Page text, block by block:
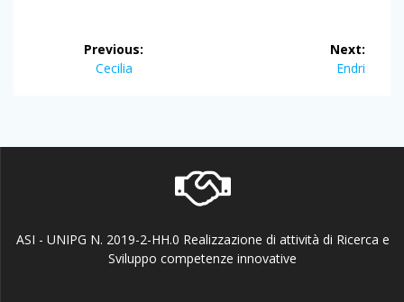
navigation
Previous:
Previous
Cecilia
Next:
Next
Endri
ASI - UNIPG N. 2019-2-HH.0 Realizzazione di attività di Ricerca e
Sviluppo competenze innovative